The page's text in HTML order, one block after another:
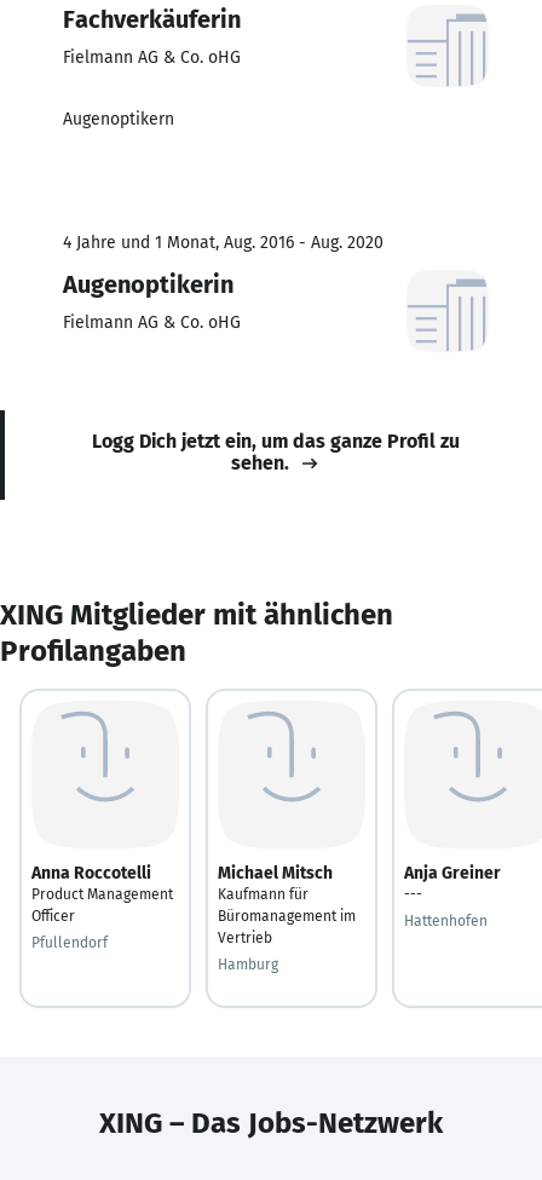
Fachverkäuferin
Fielmann AG & Co. oHG
Augenoptikern
4 Jahre und 1 Monat, Aug. 2016 - Aug. 2020
Augenoptikerin
Fielmann AG & Co. oHG
Logg Dich jetzt ein, um das ganze Profil zu
sehen.
XING Mitglieder mit ähnlichen
Profilangaben
Anna Roccotelli
Product Management
Officer
Pfullendorf
Michael Mitsch
Kaufmann für
Büromanagement im
Vertrieb
Hamburg
Anja Greiner
---
Hattenhofen
XING – Das Jobs-Netzwerk